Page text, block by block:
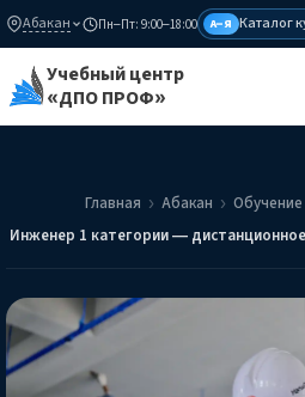
Абакан Пн–Пт: 9:00–18:00 А–Я Каталог
Учебный центр
«ДПО ПРОФ»
Главная Абакан Обучение
Инженер 1 категории —